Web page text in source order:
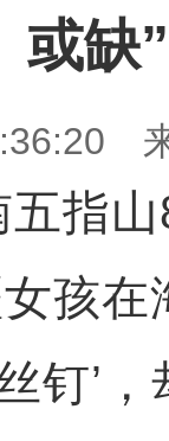
或缺”
指山
女孩
钉’